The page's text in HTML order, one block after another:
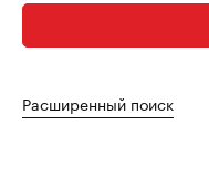
Расширенный поиск